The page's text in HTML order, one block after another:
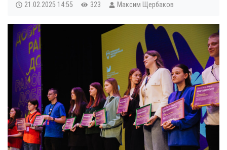
21.02.2025 14:55 323 Максим Щербаков